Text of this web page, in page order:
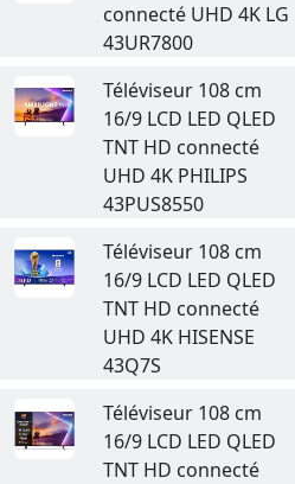
connecté UHD 4K LG
43UR7800
Téléviseur 108 cm
16/9 LCD LED QLED
TNT HD connecté
UHD 4K PHILIPS
43PUS8550
Téléviseur 108 cm
16/9 LCD LED QLED
TNT HD connecté
UHD 4K HISENSE
43Q7S
Téléviseur 108 cm
16/9 LCD LED QLED
TNT HD connecté